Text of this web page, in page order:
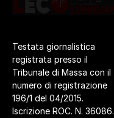
Testata giornalistica
registrata presso il
Tribunale di Massa con il
numero di registrazione
196/1 del 04/2015.
Iscrizione ROC. N. 36086.